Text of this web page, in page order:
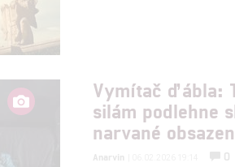
Vymítač ďábla:
silám podlehne
narvané
Anarvin
0